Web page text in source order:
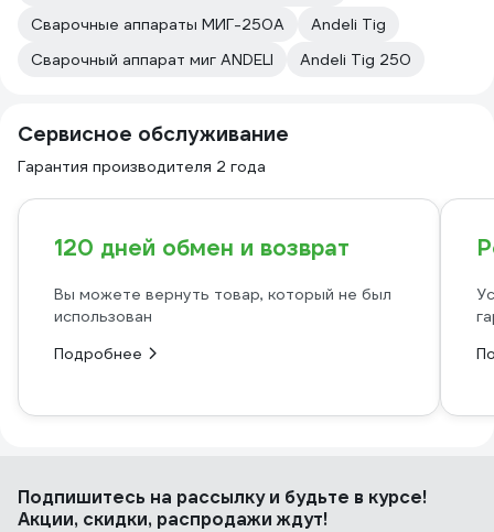
Сварочные аппараты МИГ-250А
Andeli Tig
Сварочный аппарат миг ANDELI
Andeli Tig 250
Сервисное обслуживание
Гарантия производителя 2 года
120 дней обмен и возврат
Вы можете вернуть товар, который не был
использован
Подробнее
Подпишитесь на рассылкуи будьте в курсе!
Акции, скидки, распродажи ждут!